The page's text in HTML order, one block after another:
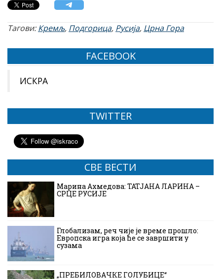
Тагови:Кремљ, Подгорица, Русија, Црна Гора
FACEBOOK
ИСКРА
TWITTER
СВЕ ВЕСТИ
Марина Ахмедова: ТАТЈАНА ЛАРИНА –
СРЦЕ РУСИЈЕ
Глобализам, реч чије је време прошло:
Европска игра која ће се завршити у
сузама
„ПРЕБИЛОВАЧКЕ ГОЛУБИЦЕ“